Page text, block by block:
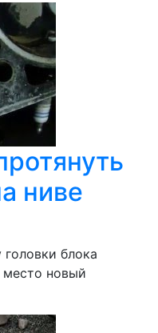
ниве
блока
место новый